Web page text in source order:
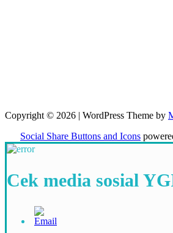
Copyright © 2026 | WordPress Theme by
Social Share Buttons and Icons
Cek media sosial